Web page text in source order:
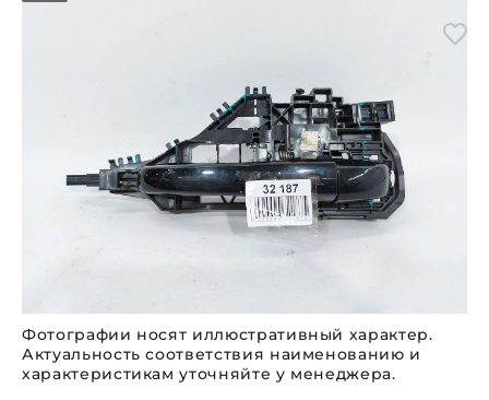
Фотографии носят иллюстративный характер.
Актуальность соответствия наименованию и
характеристикам уточняйте у менеджера.